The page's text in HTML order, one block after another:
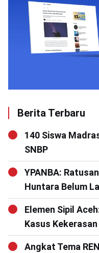
Berita Terbaru
140 Siswa
SNBP
YPANBA:
Huntara Belum
Elemen Sipil
Kasus
Angkat Tema